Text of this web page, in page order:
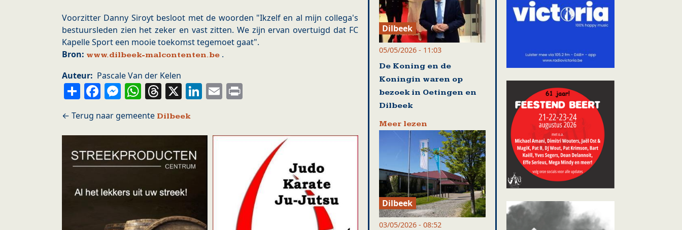
Voorzitter Danny Siroyt besloot met de woorden "Ikzelf en al mijn collega's
bestuursleden zien het zeker en vast zitten. We zijn ervan overtuigd dat FC
Kapelle Sport een mooie toekomst tegemoet gaat".
Bron: www.dilbeek-malcontenten.be .
Auteur
Pascale Van der Kelen
ShareFacebook
Messenger
WhatsApp
Threads
X LinkedIn
Email
Dilbeek
Dilbeek
05/05/2026 - 11:03
De Koning en de
Koningin waren op
bezoek in Oetingen en
Dilbeek
Meer lezen
Dilbeek
03/05/2026 - 08:52